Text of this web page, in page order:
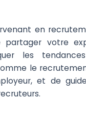
en
partager votre
les
le
et de